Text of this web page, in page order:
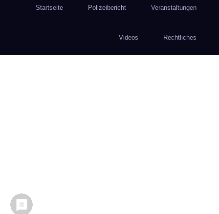
Startseite Polizeibericht Veranstaltungen
Videos Rechtliches